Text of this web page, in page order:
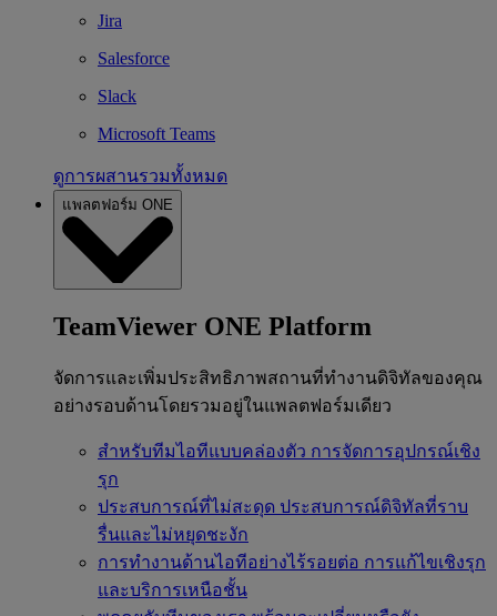
Jira
Salesforce
Slack
Microsoft Teams
ดูการผสานรวมทั้งหมด
แพลตฟอร์ม ONE
TeamViewer ONE Platform
จัดการและเพิ่มประสิทธิภาพสถานที่ทำงานดิจิทัลของคุณ
อย่างรอบด้านโดยรวมอยู่ในแพลตฟอร์มเดียว
สำหรับทีมไอทีแบบคล่องตัว การจัดการอุปกรณ์เชิง
รุก
ประสบการณ์ที่ไม่สะดุด ประสบการณ์ดิจิทัลที่ราบ
รื่นและไม่หยุดชะงัก
การทำงานด้านไอทีอย่างไร้รอยต่อ การแก้ไขเชิงรุก
และบริการเหนือชั้น